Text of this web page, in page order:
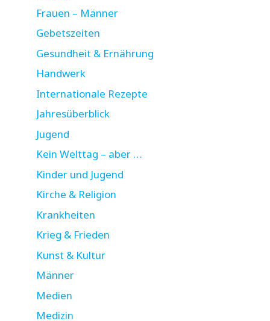
Frauen – Männer
Gebetszeiten
Gesundheit & Ernährung
Handwerk
Internationale Rezepte
Jahresüberblick
Jugend
Kein Welttag – aber …
Kinder und Jugend
Kirche & Religion
Krankheiten
Krieg & Frieden
Kunst & Kultur
Männer
Medien
Medizin